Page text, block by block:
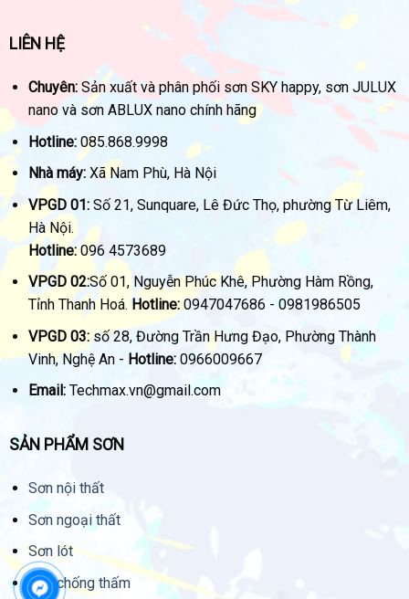
LIÊN HỆ
Chuyên:Sản xuất và phân phối sơn SKY happy, sơn JULUX
nano và sơn ABLUX nano chính hãng
Hotline:085.868.9998
Nhà máy:Xã Nam Phù, Hà Nội
VPGD 01:Số 21, Sunquare, Lê Đức Thọ, phường Từ Liêm,
Hà Nội.
Hotline:096 4573689
VPGD 02:Số 01, Nguyễn Phúc Khê, Phường Hàm Rồng,
Tỉnh Thanh Hoá.Hotline:0947047686 - 0981986505
VPGD 03:số 28, Đường Trần Hưng Đạo, Phường Thành
Vinh, Nghệ An - Hotline:0966009667
Email:Techmax.vn@gmail.com
SẢN PHẨM SƠN
Sơn nội thất
Sơn ngoại thất
Sơn lót
Sơn chống thấm